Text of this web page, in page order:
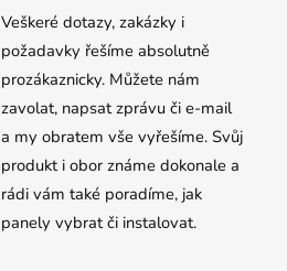
Veškeré dotazy, zakázky i
požadavky řešíme absolutně
prozákaznicky. Můžete nám
zavolat, napsat zprávu či e-mail
a my obratem vše vyřešíme. Svůj
produkt i obor známe dokonale a
rádi vám také poradíme, jak
panely vybrat či instalovat.